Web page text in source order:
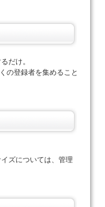
だけ。
の登録者を集めること
ズについては、管理